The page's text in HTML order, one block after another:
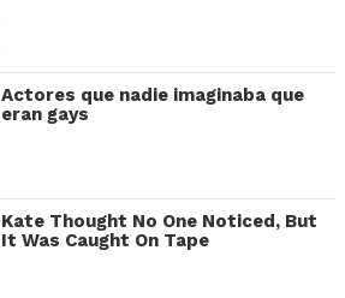
Actores que nadie imaginaba que
eran gays
Kate Thought No One Noticed, But
It Was Caught On Tape